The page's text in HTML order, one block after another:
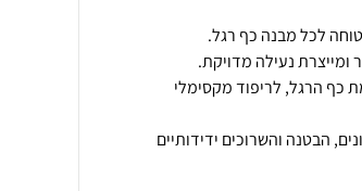
10 ממ עקב, תוספת 2 ממ בקדמת כף הרגל, לריפוד מקסימלי
מהמרכיבים העליונים, הבטנה והשרוכים ידידותיים